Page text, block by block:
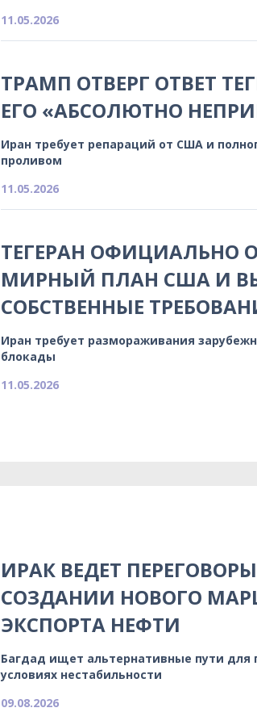
11.05.2026
ТРАМП ОТВЕРГ ОТВЕТ
ЕГО «АБСОЛЮТНО
Иран требует репараций от США и
проливом
11.05.2026
ТЕГЕРАН ОФИЦИАЛЬНО
МИРНЫЙ ПЛАН США И
СОБСТВЕННЫЕ
Иран требует размораживания
блокады
11.05.2026
ИРАК ВЕДЕТ
СОЗДАНИИ НОВОГО
ЭКСПОРТА НЕФТИ
Багдад ищет альтернативные пути для
условиях нестабильности
09.08.2026